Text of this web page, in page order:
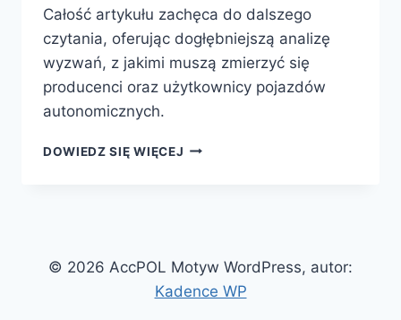
Całość artykułu zachęca do dalszego
czytania, oferując dogłębniejszą analizę
wyzwań, z jakimi muszą zmierzyć się
producenci oraz użytkownicy pojazdów
autonomicznych.
DOWIEDZ SIĘ WIĘCEJ BEZPIECZEŃSTWO
ROZWIĄZANIA
© 2026 AccPOL Motyw WordPress, autor:
Kadence WP